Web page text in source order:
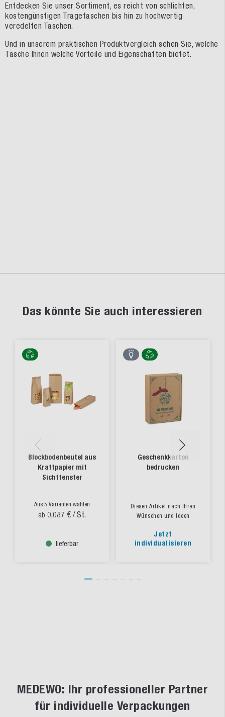
Entdecken Sie unser Sortiment, es reicht von schlichten,
kostengünstigen Tragetaschen bis hin zu hochwertig
veredelten Taschen.
Und in unserem praktischen Produktvergleich sehen Sie, welche
Tasche Ihnen welche Vorteile und Eigenschaften bietet.
Das könnte Sie auch interessieren
Blockbodenbeutel aus
Kraftpapier mit
Sichtfenster
Aus 5 Varianten wählen
ab 0,087 € / St.
lieferbar
Geschenkkarton
bedrucken
Diesen Artikel nach Ihren
Wünschen und Ideen
Jetzt
individualisieren
MEDEWO: Ihr professioneller Partner
für individuelle Verpackungen